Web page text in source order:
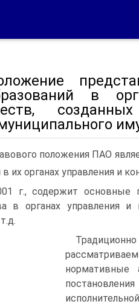
в
положения ПАО
их органах управления и
г., содержит основные
в органах
нормативные